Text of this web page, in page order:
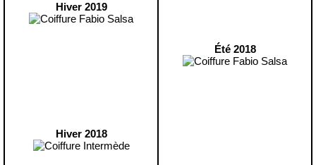
Hiver 2019
Hiver 2018
Été 2018